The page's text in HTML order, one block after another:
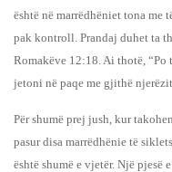
është në marrëdhëniet tona me
pak kontroll. Prandaj duhet ta
Romakëve 12:18. Ai thotë, “Po
jetoni në paqe me gjithë
Për shumë prej jush, kur
pasur disa marrëdhënie të
është shumë e vjetër. Një pjesë